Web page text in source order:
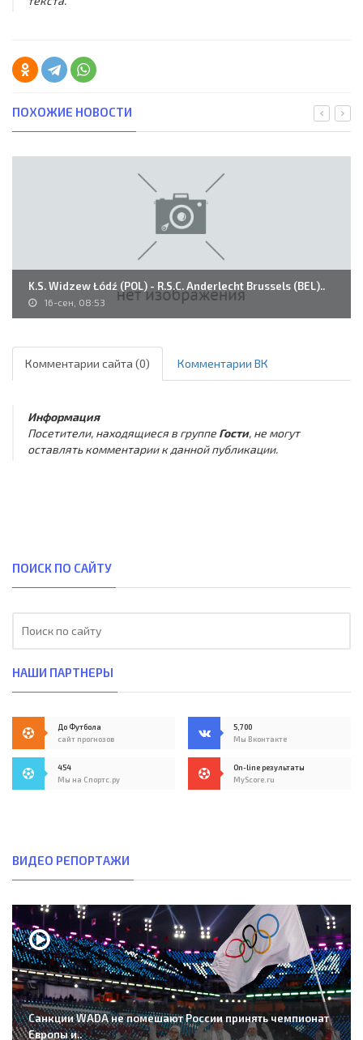
ПОХОЖИЕ НОВОСТИ
K.S. Widzew Łódź (POL) - R.S.C. Anderlecht Brussels (BEL)..
16-сен, 08:53
Комментарии сайта (0) Комментарии ВК
Информация
Посетители, находящиеся в группе Гости, не могут
оставлять комментарии к данной публикации.
ПОИСК ПО САЙТУ
НАШИ ПАРТНЕРЫ
До Футбола
сайт прогнозов
5,700
Мы Вконтакте
454
Мы на Спортс.ру
On-line результаты
MyScore.ru
ВИДЕО РЕПОРТАЖИ
Санкции WADA не помешают России принять чемпионат
Европы и..